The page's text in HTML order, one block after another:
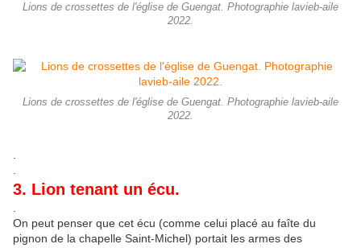
Lions de crossettes de l'église de Guengat. Photographie lavieb-aile
2022.
Lions de crossettes de l'église de Guengat. Photographie lavieb-aile
2022.
3. Lion tenant un écu.
On peut penser que cet écu (comme celui placé au faîte du
pignon de la chapelle Saint-Michel) portait les armes des